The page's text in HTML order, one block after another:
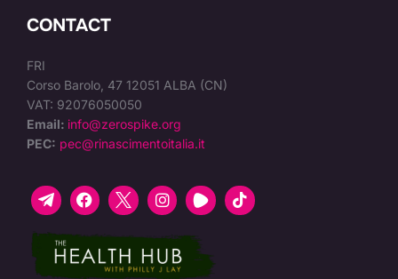
CONTACT
FRI
Corso Barolo, 47 12051 ALBA (CN)
VAT: 92076050050
Email: info@zerospike.org
PEC: pec@rinascimentoitalia.it